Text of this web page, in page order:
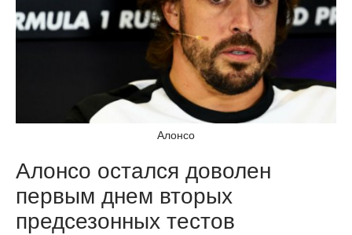
Алонсо
Алонсо остался доволен
первым днем вторых
предсезонных тестов